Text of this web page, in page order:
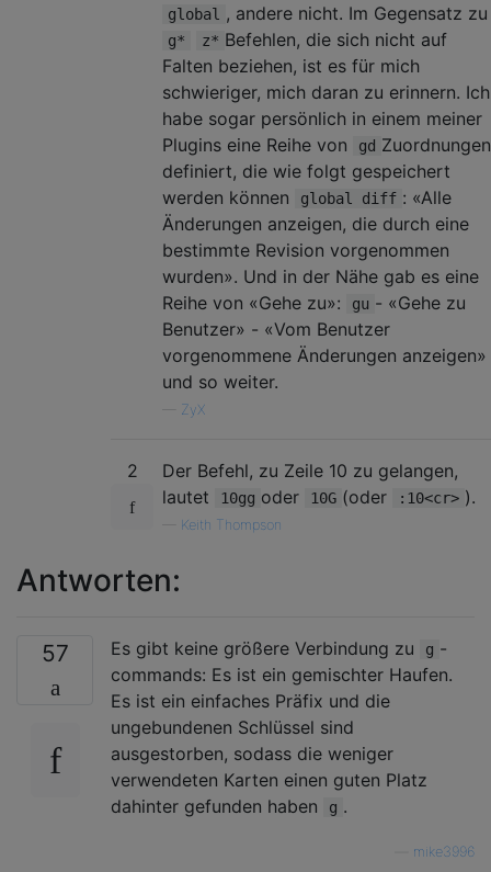
global , andere nicht. Im Gegensatz zu
g* z* Befehlen, die sich nicht auf
Falten beziehen, ist es für mich
schwieriger, mich daran zu erinnern. Ich
habe sogar persönlich in einem meiner
Plugins eine Reihe von
gd Zuordnungen
definiert, die wie folgt gespeichert
werden können
global diff : «Alle
Änderungen anzeigen, die durch eine
bestimmte Revision vorgenommen
wurden». Und in der Nähe gab es eine
Reihe von «Gehe zu»:
gu - «Gehe zu
Benutzer» - «Vom Benutzer
vorgenommene Änderungen anzeigen»
und so weiter.
ZyX
2
Der Befehl, zu Zeile 10 zu gelangen,
lautet
10gg oder 10G (oder :10<cr> ).
Keith Thompson
Antworten:
57 Es gibt keine größere Verbindung zu g -
commands: Es ist ein gemischter Haufen.
Es ist ein einfaches Präfix und die
ungebundenen Schlüssel sind
ausgestorben, sodass die weniger
verwendeten Karten einen guten Platz
dahinter gefunden haben
g .
mike3996